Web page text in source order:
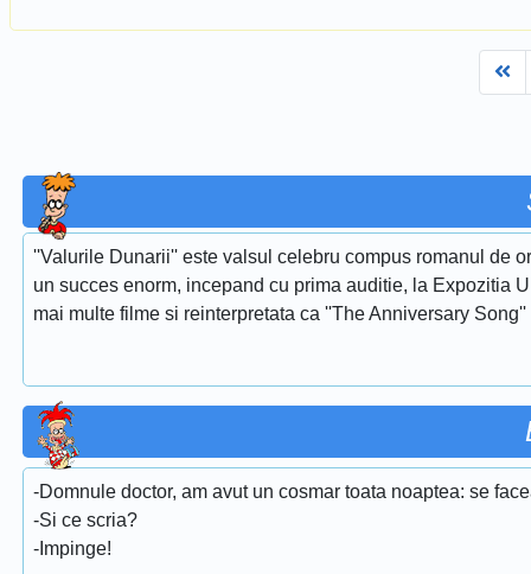
''Valurile Dunarii'' este valsul celebru compus romanul de
un succes enorm, incepand cu prima auditie, la Expozitia
mai multe filme si reinterpretata ca ''The Anniversary
-Domnule doctor, am avut un cosmar toata noaptea: se
-Si ce scria?
-Impinge!